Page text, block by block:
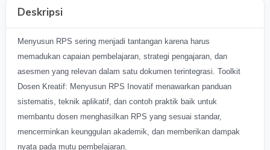
Deskripsi
Menyusun RPS sering menjadi tantangan karena harus
memadukan capaian pembelajaran, strategi pengajaran, dan
asesmen yang relevan dalam satu dokumen terintegrasi. Toolkit
Dosen Kreatif: Menyusun RPS Inovatif menawarkan panduan
sistematis, teknik aplikatif, dan contoh praktik baik untuk
membantu dosen menghasilkan RPS yang sesuai standar,
mencerminkan keunggulan akademik, dan memberikan dampak
nyata pada mutu pembelajaran.